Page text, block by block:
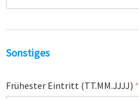
Sonstiges
Frühester Eintritt (TT.MM.JJJJ) *